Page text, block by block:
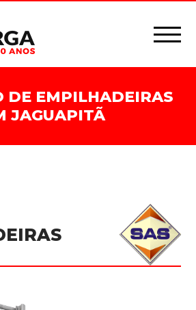
DE EMPILHADEIRAS
JAGUAPITÃ